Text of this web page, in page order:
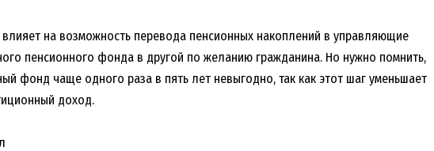
на возможность перевода пенсионных накоплений в управляющие
пенсионного фонда в другой по желанию гражданина. Но нужно помнить,
фонд чаще одного раза в пять лет невыгодно, так как этот шаг уменьшает
доход.